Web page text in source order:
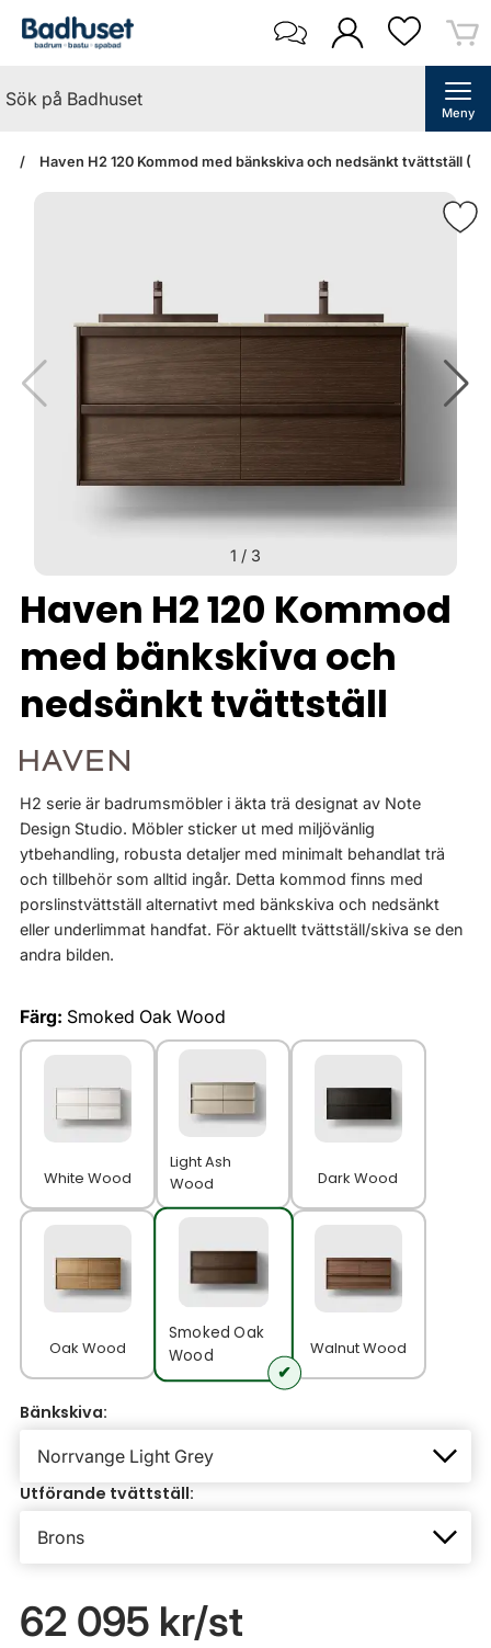
Meny
Haven H2 120 Kommod med bänkskiva och nedsänkt tvättställ
1 / 3
Haven H2 120 Kommod
med bänkskiva och
nedsänkt tvättställ
H2 serie är badrumsmöbler i äkta trä designat av Note
Design Studio. Möbler sticker ut med miljövänlig
ytbehandling, robusta detaljer med minimalt behandlat trä
och tillbehör som alltid ingår. Detta kommod finns med
porslinstvättställ alternativt med bänkskiva och nedsänkt
eller underlimmat handfat. För aktuellt tvättställ/skiva se den
andra bilden.
Färg: Smoked Oak Wood
White Wood
Light Ash
Wood
Dark Wood
Oak Wood
Smoked Oak
Wood Walnut Wood
Bänkskiva:
Utförande tvättställ:
62 095 kr/st